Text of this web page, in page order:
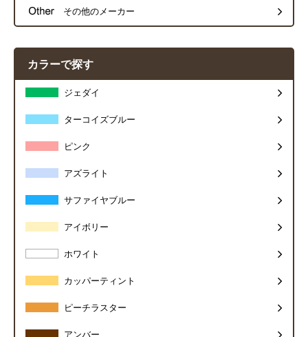
その他のメーカー
カラーで探す
ジェダイ
ターコイズブルー
ピンク
アズライト
サファイヤブルー
アイボリー
ホワイト
カッパーティント
ピーチラスター